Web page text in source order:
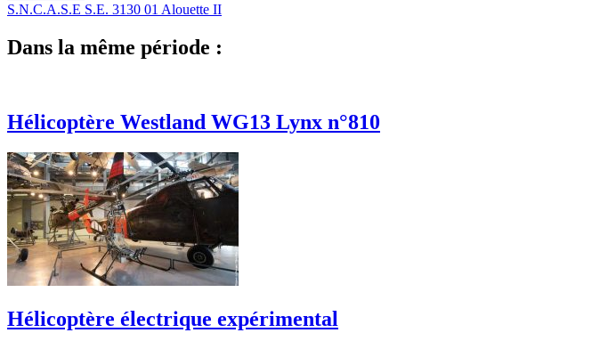
S.N.C.A.S.E S.E. 3130 01 Alouette II
Dans la même période :
Hélicoptère Westland WG13 Lynx n°810
Hélicoptère électrique expérimental